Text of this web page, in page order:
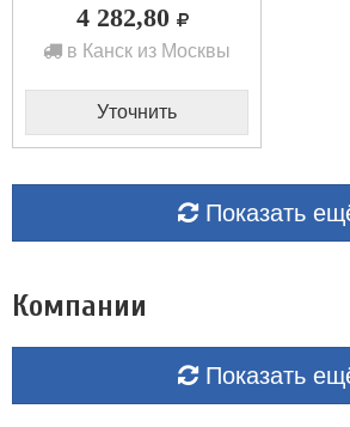
4 282,80
в Канск из Москвы
Уточнить
Показать
Компании
Показать